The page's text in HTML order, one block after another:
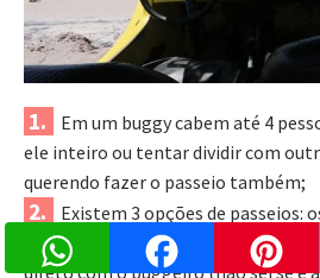
Em um buggy cabem até 4
ele inteiro ou tentar dividir com
querendo fazer o passeio também;
Existem 3 opções de passeios:
valores começam a partir de R$
direto com o buggeiro (não sei se é
WhatsApp Facebook